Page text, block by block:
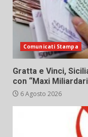
Comunicati Stampa
Gratta e Vinci,
con “Maxi
6 Agosto 2026